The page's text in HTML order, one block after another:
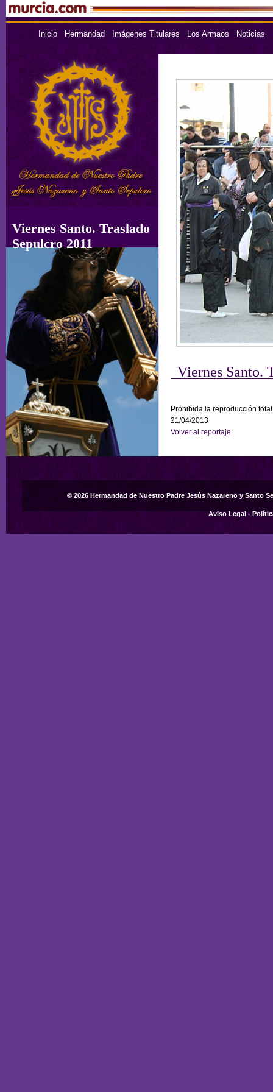
Inicio Hermandad Imágenes Titulares Los Armaos Noticias
Viernes Santo. Traslado
Sepulcro 2011
Viernes Santo.
Prohibida la reproducción
21/04/2013
Volver al reportaje
© 2026 Hermandad de Nuestro Padre Jesús Nazareno y Santo
Aviso Legal-